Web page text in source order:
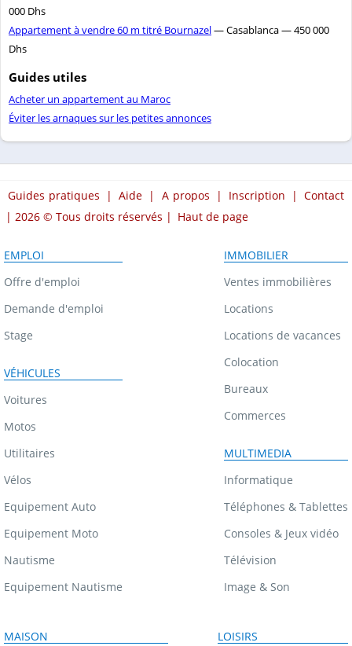
000 Dhs
Appartement à vendre 60 m titré Bournazel— Casablanca — 450 000
Dhs
Guides utiles
Acheter un appartement au Maroc
Éviter les arnaques sur les petites annonces
Guides pratiques | Aide | A propos | Inscription | Contact
| 2026 © Tous droits réservés | Haut de page
EMPLOI
Offre d'emploi
Demande d'emploi
Stage
VÉHICULES
Voitures
Motos
Utilitaires
Vélos
Equipement Auto
Equipement Moto
Nautisme
Equipement Nautisme
IMMOBILIER
Ventes immobilières
Locations
Locations de vacances
Colocation
Bureaux
Commerces
MULTIMEDIA
Informatique
Téléphones & Tablettes
Consoles & Jeux vidéo
Télévision
Image & Son
MAISON LOISIRS